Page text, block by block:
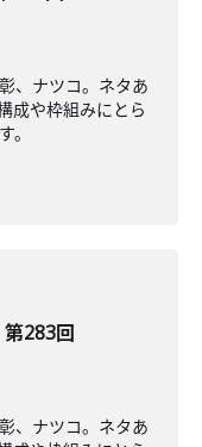
、ナツコ。ネタあ
成や枠組みにとら
。
283回
、ナツコ。ネタあ